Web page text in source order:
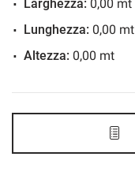
36 Mesi
908€/mese
Larghezza: 0,00 mt
Lunghezza: 0,00 mt
Altezza: 0,00 mt